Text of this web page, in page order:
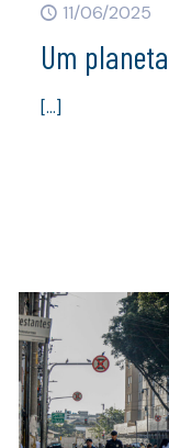
11/06/2025
Um
[…]